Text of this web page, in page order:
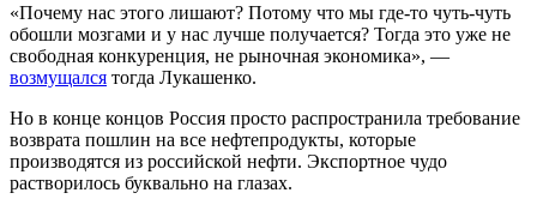
«Почему нас этого лишают? Потому что мы где-то чуть-чуть
обошли мозгами и у нас лучше получается? Тогда это уже не
свободная конкуренция, не рыночная экономика», —
возмущался тогда Лукашенко.
Но в конце концов Россия просто распространила требование
возврата пошлин на все нефтепродукты, которые
производятся из российской нефти. Экспортное чудо
растворилось буквально на глазах.